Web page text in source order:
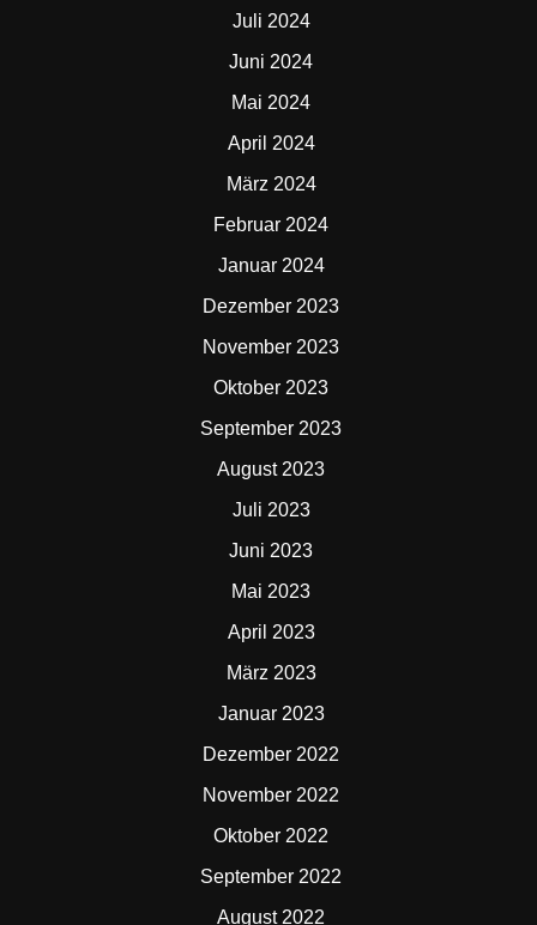
Juli 2024
Juni 2024
Mai 2024
April 2024
März 2024
Februar 2024
Januar 2024
Dezember 2023
November 2023
Oktober 2023
September 2023
August 2023
Juli 2023
Juni 2023
Mai 2023
April 2023
März 2023
Januar 2023
Dezember 2022
November 2022
Oktober 2022
September 2022
August 2022